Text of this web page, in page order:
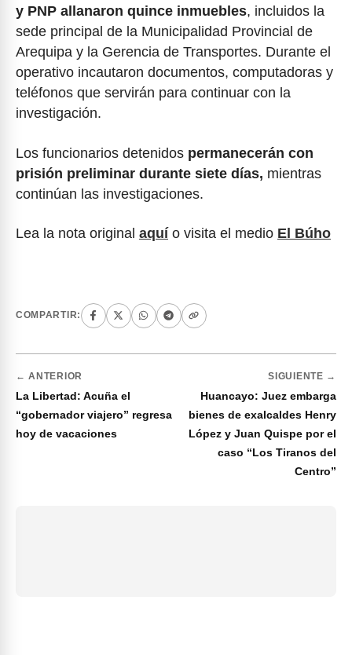
y PNP allanaron quince inmuebles, incluidos la
sede principal de la Municipalidad Provincial de
Arequipa y la Gerencia de Transportes. Durante el
operativo incautaron documentos, computadoras y
teléfonos que servirán para continuar con la
investigación.
Los funcionarios detenidos permanecerán con
prisión preliminar durante siete días, mientras
continúan las investigaciones.
Lea la nota original aquí o visita el medio El Búho
COMPARTIR:
← ANTERIOR
La Libertad: Acuña el
“gobernador viajero” regresa
hoy de vacaciones
SIGUIENTE →
Huancayo: Juez embarga
bienes de exalcaldes Henry
López y Juan Quispe por el
caso “Los Tiranos del
Centro”